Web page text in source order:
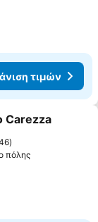
τιμών
αγαπημένα
Carezza
πόλης